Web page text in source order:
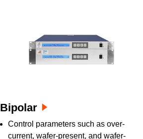
Bipolar
Control parameters such as over-
current, wafer-present, and wafer-